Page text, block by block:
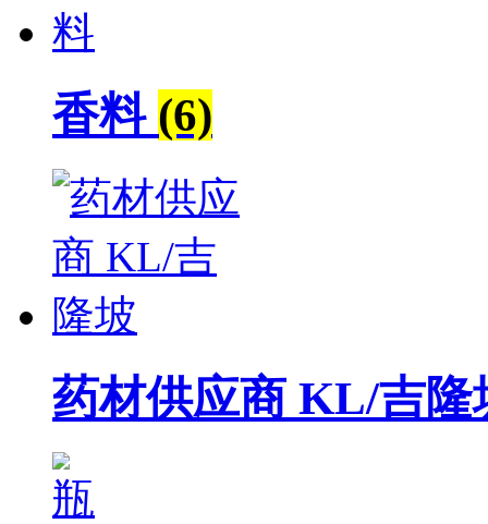
香料 (6)
药材供应商 KL/吉